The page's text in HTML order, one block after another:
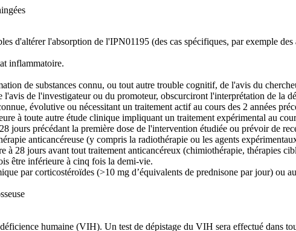
d'altérer l'absorption de l'IPN01195 (des cas spécifiques, par exemple
inflammatoire.
de substances connu, ou tout autre trouble cognitif, de l'avis du
l'avis de l'investigateur ou du promoteur, obscurciront l'interprétation de la
évolutive ou nécessitant un traitement actif au cours des 2 années
à toute autre étude clinique impliquant un traitement expérimental au
jours précédant la première dose de l'intervention étudiée ou prévoir de
anticancéreuse (y compris la radiothérapie ou les agents
28 jours avant tout traitement anticancéreux (chimiothérapie, thérapies
être inférieure à cinq fois la demi-vie.
par corticostéroïdes (>10 mg d’équivalents de prednisone par jour) ou
humaine (VIH). Un test de dépistage du VIH sera effectué dans